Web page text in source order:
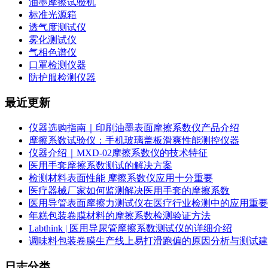
标准光源箱
透气度测试仪
雾化测试仪
气相色谱仪
口罩检测仪器
防护服检测仪器
最近更新
仪器选购指南｜印刷油墨表面摩擦系数仪产品介绍
摩擦系数试验仪：手机玻璃盖板滑爽性能测控仪器
仪器介绍｜MXD-02摩擦系数仪的技术特征
医用手套摩擦系数测试的解决方案
检测材料表面性能 摩擦系数仪应用十分重要
医疗器械厂家如何监测解决医用手套的摩擦系数
医用导管表面摩擦力测试仪在医疗行业检测中的应用重
年糕包装卷膜材料的摩擦系数检测验证方法
Labthink | 医用导尿管摩擦系数测试仪的详细介绍
调味料包装卷膜生产线上易打滑跑偏的原因分析与测试